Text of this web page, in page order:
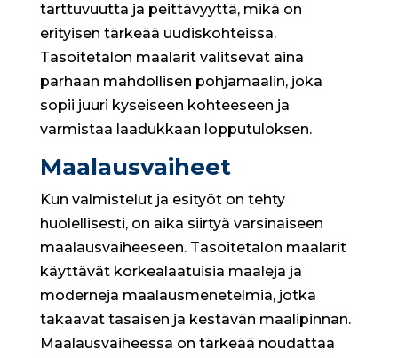
tarttuvuutta ja peittävyyttä, mikä on
erityisen tärkeää uudiskohteissa.
Tasoitetalon maalarit valitsevat aina
parhaan mahdollisen pohjamaalin, joka
sopii juuri kyseiseen kohteeseen ja
varmistaa laadukkaan lopputuloksen.
Maalausvaiheet
Kun valmistelut ja esityöt on tehty
huolellisesti, on aika siirtyä varsinaiseen
maalausvaiheeseen. Tasoitetalon maalarit
käyttävät korkealaatuisia maaleja ja
moderneja maalausmenetelmiä, jotka
takaavat tasaisen ja kestävän maalipinnan.
Maalausvaiheessa on tärkeää noudattaa